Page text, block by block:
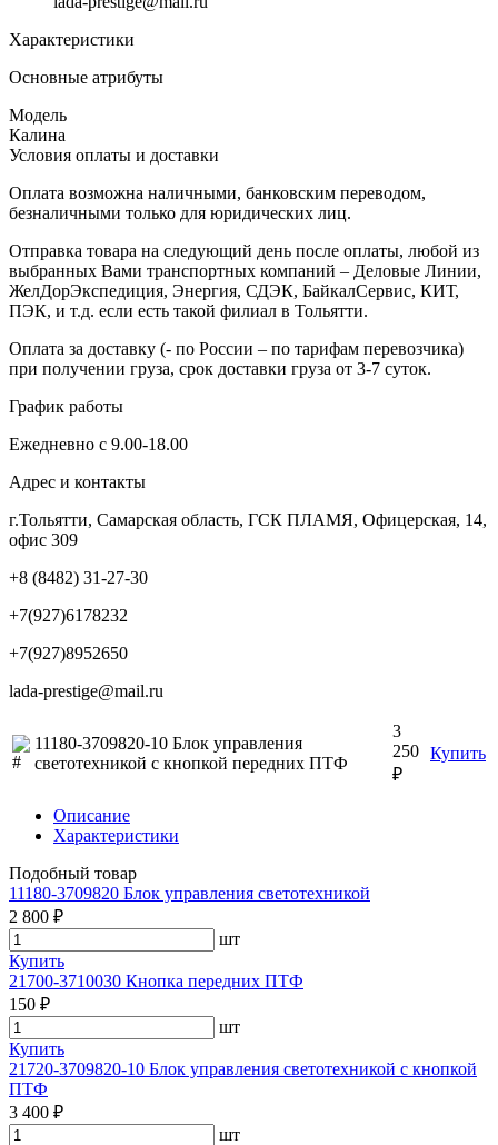
Характеристики
Основные атрибуты
Модель
Калина
Условия оплаты и доставки
Оплата возможна наличными, банковским переводом,
безналичными только для юридических лиц.
Отправка товара на следующий день после оплаты, любой из
выбранных Вами транспортных компаний – Деловые Линии,
ЖелДорЭкспедиция, Энергия, СДЭК, БайкалСервис, КИТ,
ПЭК, и т.д. если есть такой филиал в Тольятти.
Оплата за доставку (- по России – по тарифам перевозчика)
при получении груза, срок доставки груза от 3-7 суток.
График работы
Ежедневно с 9.00-18.00
Адрес и контакты
г.Тольятти, Самарская область, ГСК ПЛАМЯ, Офицерская, 14,
офис 309
+8 (8482) 31-27-30
+7(927)6178232
+7(927)8952650
lada-prestige@mail.ru
11180-3709820-10 Блок управления
светотехникой с кнопкой передних ПТФ
3
250
₽
Купить
Описание
Характеристики
Подобный товар
11180-3709820 Блок управления светотехникой
2 800 ₽
шт
Купить
21700-3710030 Кнопка передних ПТФ
150 ₽
шт
Купить
21720-3709820-10 Блок управления светотехникой с кнопкой
ПТФ
3 400 ₽
шт